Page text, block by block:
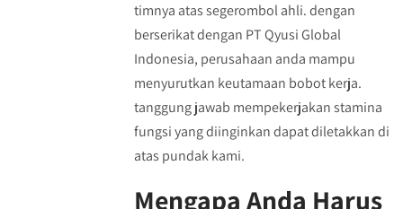
timnya atas segerombol ahli. dengan
berserikat dengan PT Qyusi Global
Indonesia, perusahaan anda mampu
menyurutkan keutamaan bobot kerja.
tanggung jawab mempekerjakan stamina
fungsi yang diinginkan dapat diletakkan di
atas pundak kami.
Mengapa Anda Harus